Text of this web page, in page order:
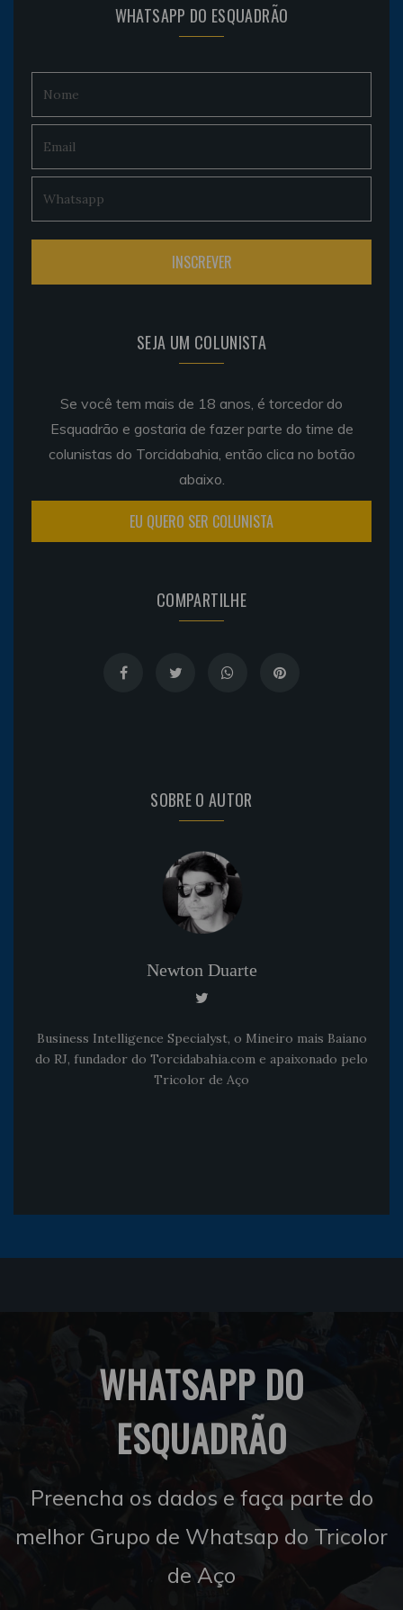
WHATSAPP DO ESQUADRÃO
SEJA UM COLUNISTA
Se você tem mais de 18 anos, é torcedor do
Esquadrão e gostaria de fazer parte do time de
colunistas do Torcidabahia, então clica no botão
abaixo.
EU QUERO SER COLUNISTA
COMPARTILHE
SOBRE O AUTOR
Newton Duarte
Business Intelligence Specialyst, o Mineiro mais Baiano
do RJ, fundador do Torcidabahia.com e apaixonado pelo
Tricolor de Aço
WHATSAPP DO
ESQUADRÃO
Preencha os dados e faça parte do
melhor Grupo de Whatsap do Tricolor
de Aço